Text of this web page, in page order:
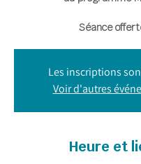
Séance
Les inscriptions
Voir d'autres
Heure et